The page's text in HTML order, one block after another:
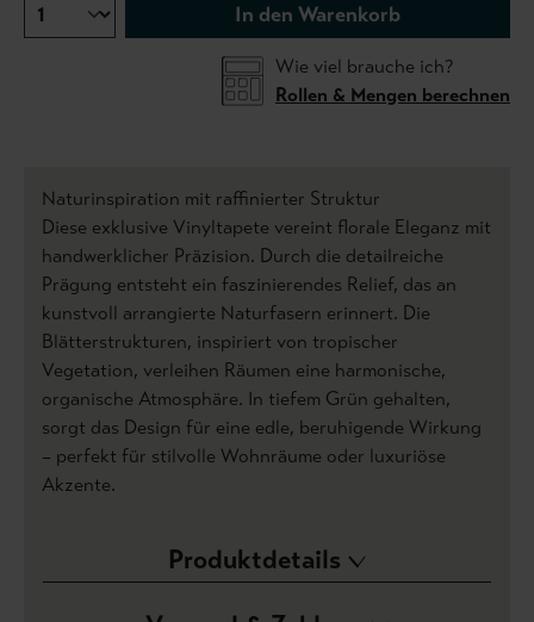
In den Warenkorb
Wie viel brauche ich?
Rollen & Mengen berechnen
Naturinspiration mit raffinierter Struktur
Diese exklusive Vinyltapete vereint florale Eleganz mit
handwerklicher Präzision. Durch die detailreiche
Prägung entsteht ein faszinierendes Relief, das an
kunstvoll arrangierte Naturfasern erinnert. Die
Blätterstrukturen, inspiriert von tropischer
Vegetation, verleihen Räumen eine harmonische,
organische Atmosphäre. In tiefem Grün gehalten,
sorgt das Design für eine edle, beruhigende Wirkung
– perfekt für stilvolle Wohnräume oder luxuriöse
Akzente.
Produktdetails